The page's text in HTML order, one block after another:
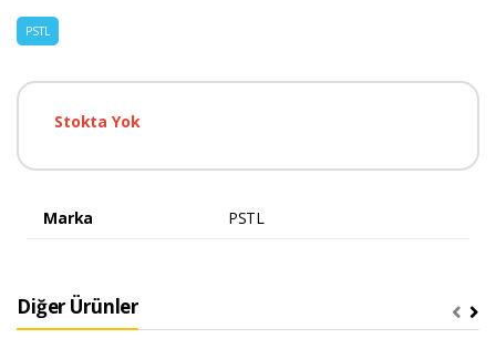
PSTL
Stokta Yok
Marka PSTL
Diğer Ürünler